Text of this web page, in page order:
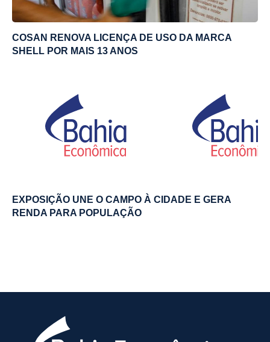
COSAN RENOVA LICENÇA DE USO DA MARCA
SHELL POR MAIS 13 ANOS
EXPOSIÇÃO UNE O CAMPO À CIDADE E GERA
RENDA PARA POPULAÇÃO